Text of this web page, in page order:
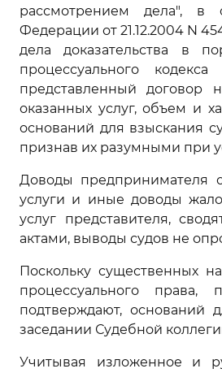
рассмотрением дела", в
Федерации от 21.12.2004 N
дела доказательства в
процессуального
представленный договор
оказанных услуг, объем и
оснований для взыскания
признав их разумными при
Доводы предпринимателя
услуги и иные доводы
услуг представителя,
актами, выводы судов не
Поскольку существенных
процессуального
подтверждают, оснований
заседании Судебной
Учитывая изложенное и